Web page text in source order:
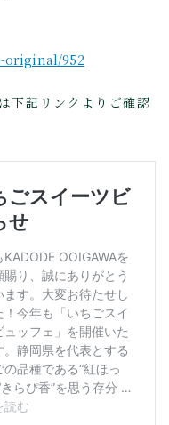
original/952
下記リンクよりご確認